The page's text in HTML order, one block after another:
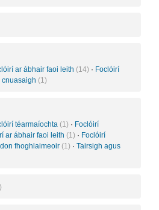
ar ábhair faoi leith (14) · Foclóirí
cnuasaigh (1)
téarmaíochta (1) · Foclóirí
ar ábhair faoi leith (1) · Foclóirí
fhoghlaimeoir (1) · Tairsigh agus